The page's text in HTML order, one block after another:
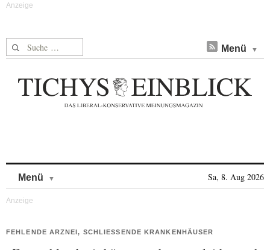
Suche nach: Menü
Menü Sa, 8. Aug 2026
FEHLENDE ARZNEI, SCHLIESSENDE KRANKENHÄUSER